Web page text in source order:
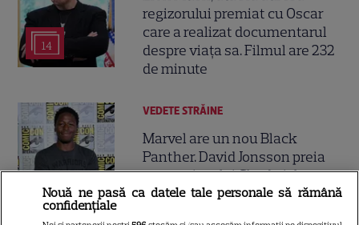
14
regizorului premiat cu Oscar
care a realizat documentarul
despre viața sa. Filmul are 232
de minute
3
VEDETE STRĂINE
Marvel are un nou Black
Panther. David Jonsson preia
moștenirea lui Chadwick
Boseman
Nouă ne pasă ca datele tale personale să rămână
confidențiale